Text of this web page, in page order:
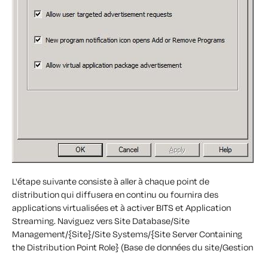
L'étape suivante consiste à aller à chaque point de
distribution qui diffusera en continu ou fournira des
applications virtualisées et à activer BITS et Application
Streaming. Naviguez vers Site Database/Site
Management/{Site}/Site Systems/{Site Server Containing
the Distribution Point Role} (Base de données du site/Gestion